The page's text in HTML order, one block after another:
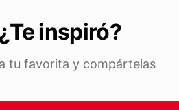
inspiró?
tu favorita y compártelas